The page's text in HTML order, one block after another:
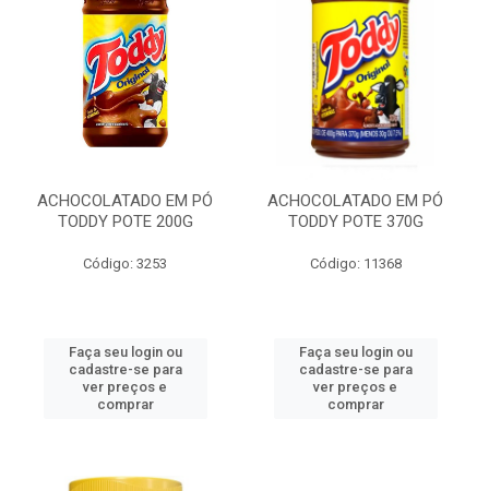
ACHOCOLATADO EM PÓ
TODDY POTE 200G
Código: 3253
Faça seu login ou
cadastre-se para
ver preços e
comprar
ACHOCOLATADO EM PÓ
TODDY POTE 370G
Código: 11368
Faça seu login ou
cadastre-se para
ver preços e
comprar